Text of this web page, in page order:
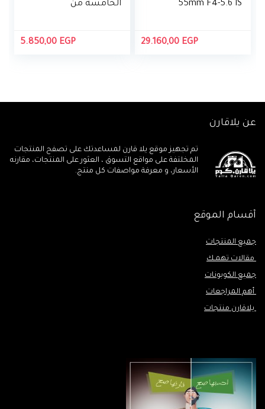
55mm F4-5.6 IS
29.160,00 EGP
الخامسة من
ريسيفر داخلي
5.850,00 EGP
عن يلاقارن
تم تجهيز موقع يلا قارن لمساعدتك على تصفح المنتجات
المخلتفة على مواقع التسوق ، العثور على المنتجات، مقارنه
الأسعار، و معرفة مواصفات كل منتج.
أقسام الموقع
جميع المنتجات
مقالات تهمـك
جميع الكوبونات
أهم المراجعات
يلاقارن منتجات